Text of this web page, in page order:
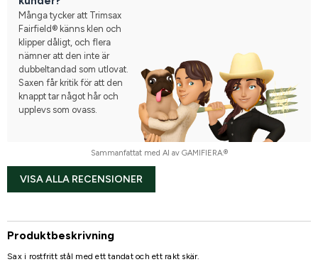
Många tycker att Trimsax
Fairfield® känns klen och
klipper dåligt, och flera
nämner att den inte är
dubbeltandad som utlovat.
Saxen får kritik för att den
knappt tar något hår och
upplevs som ovass.
Sammanfattat med AI av GAMIFIERA.®
VISA ALLA RECENSIONER
Produktbeskrivning
Sax i rostfritt stål med ett tandat och ett rakt skär.